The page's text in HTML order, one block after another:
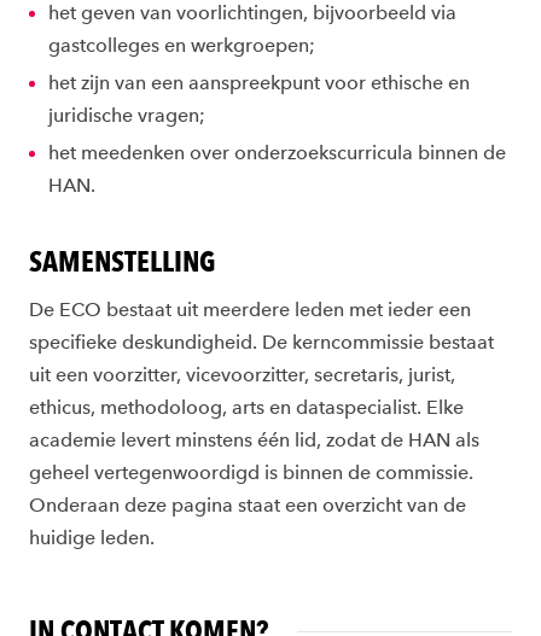
het geven van voorlichtingen, bijvoorbeeld via
gastcolleges en werkgroepen;
het zijn van een aanspreekpunt voor ethische en
juridische vragen;
het meedenken over onderzoekscurricula binnen de
HAN.
SAMENSTELLING
De ECO bestaat uit meerdere leden met ieder een
specifieke deskundigheid. De kerncommissie bestaat
uit een voorzitter, vicevoorzitter, secretaris, jurist,
ethicus, methodoloog, arts en dataspecialist. Elke
academie levert minstens één lid, zodat de HAN als
geheel vertegenwoordigd is binnen de commissie.
Onderaan deze pagina staat een overzicht van de
huidige leden.